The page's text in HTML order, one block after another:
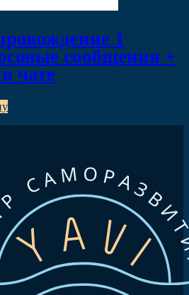
1
сообщения +
чате